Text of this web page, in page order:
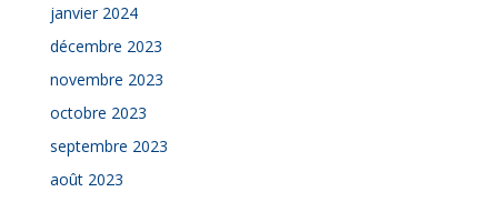
janvier 2024
décembre 2023
novembre 2023
octobre 2023
septembre 2023
août 2023